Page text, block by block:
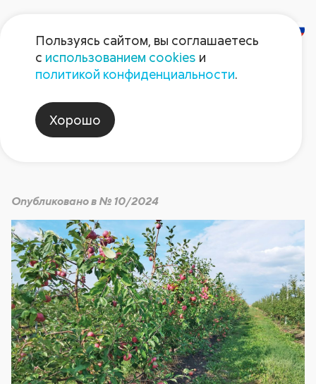
День садовода-2024
Август non-stop
Опубликовано в № 10/2024
Пользуясь сайтом, вы соглашаетесь
с использованием cookies и
политикой конфиденциальности.
Хорошо